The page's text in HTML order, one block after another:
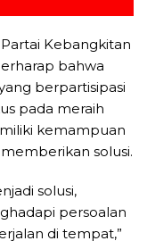
Kebangkitan
bahwa
berpartisipasi
pada meraih
kemampuan
solusi.
solusi,
persoalan
di tempat,”